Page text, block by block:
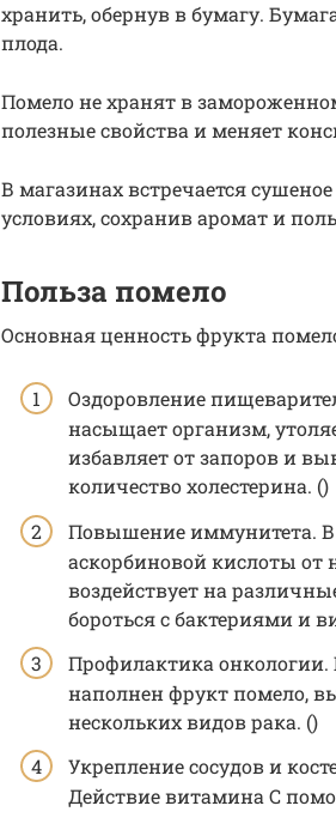
хранить, обернув в бумагу.
плода.
Помело не хранят в
полезные свойства и меняет
В магазинах встречается
условиях, сохранив аромат и
Польза помело
Основная ценность фрукта
Оздоровление
насыщает организм,
избавляет от запоров и
количество холестерина. ()
Повышение иммунитета. В
аскорбиновой кислоты
воздействует на
бороться с бактериями и
Профилактика онкологии.
наполнен фрукт помело,
нескольких видов рака. ()
Укрепление сосудов и
Действие витамина C